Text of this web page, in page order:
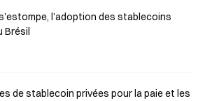
l’adoption des stablecoins
Brésil
de stablecoin privées pour la paie et les